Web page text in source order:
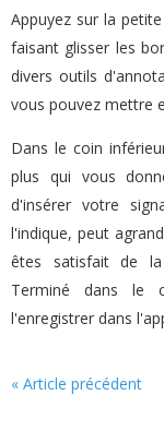
Appuyez sur la
faisant glisser les
divers outils
vous pouvez mettre
Dans le coin
plus qui vous
d'insérer votre
l'indique, peut
êtes satisfait de la
Terminé dans le
l'enregistrer dans
« Article précédent